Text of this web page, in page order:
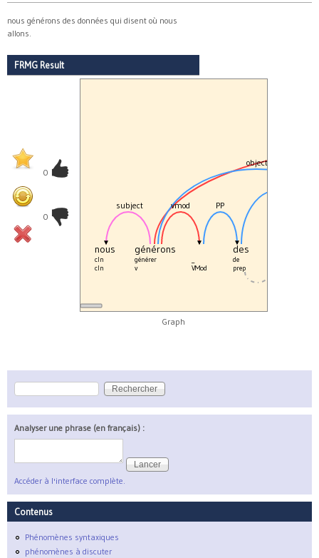
nous générons des données qui disent où nous
allons.
FRMG Result
0
0
nous
cln
cln
générons
générer
v
VMod
des
de
prep
PP
subject
object
vmod
Graph
Formulaire de recherche
Rechercher
Analyser une phrase (en français) :
Accéder à l'interface complète.
Contenus
Phénomènes syntaxiques
phénomènes à discuter